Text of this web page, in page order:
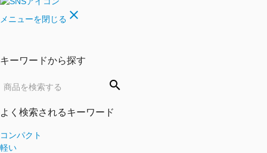
メニューを閉じる close
キーワードから探す
search
よく検索されるキーワード
コンパクト
軽い